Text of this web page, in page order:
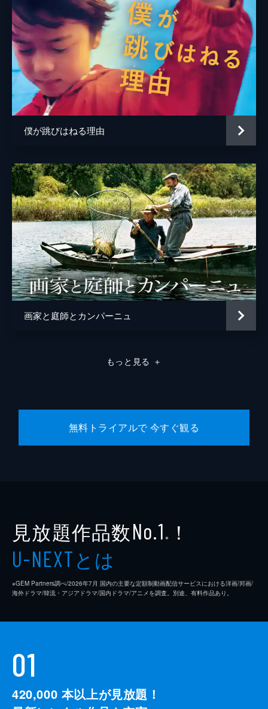
僕が跳びはねる理由
画家と庭師とカンパーニュ
もっと見る ＋
無料トライアルで 今すぐ観る
見放題作品数No.1 ※ ！
U-NEXTとは
※GEM Partners調べ/2026年7⽉ 国内の主要な定額制動画配信サービスにおける洋画/邦画/
海外ドラマ/韓流・アジアドラマ/国内ドラマ/アニメを調査。別途、有料作品あり。
01
420,000 本以上が見放題！